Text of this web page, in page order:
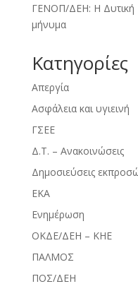
ΓΕΝΟΠ/ΔΕΗ: Η Δυτική
μήνυμα
Kατηγορίες
Απεργία
Ασφάλεια και υγιεινή
ΓΣΕΕ
Δ.Τ. – Ανακοινώσεις
Δημοσιεύσεις
ΕΚΑ
Ενημέρωση
ΟΚΔΕ/ΔΕΗ – ΚΗΕ
ΠΑΛΜΟΣ
ΠΟΣ/ΔΕΗ